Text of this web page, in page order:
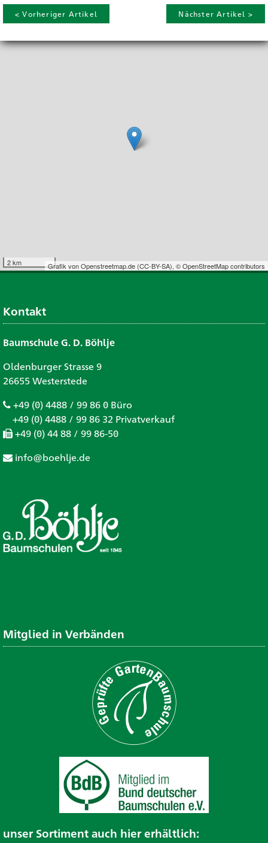
< Vorheriger Artikel Nächster Artikel >
2 km Grafik vonOpenstreetmap.de (CC-BY-SA), © OpenStreetMap contributors
Kontakt
Baumschule G. D. Böhlje
Oldenburger Strasse 9
26655 Westerstede
+49 (0) 4488 / 99 86 0 Büro
+49 (0) 4488 / 99 86 32 Privatverkauf
+49 (0) 44 88 / 99 86-50
info@boehlje.de
Mitglied in Verbänden
unser Sortiment auch hier erhältlich: